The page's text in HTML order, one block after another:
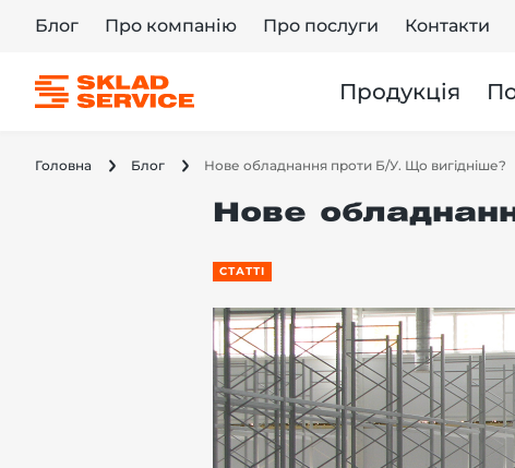
Блог Про компанію Про послуги Контакти
Продукція
Головна Блог Нове обладнання проти Б/У. Що вигідніше?
Нове
СТАТТІ